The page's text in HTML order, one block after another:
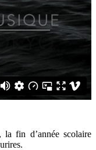
fin d’année scolaire